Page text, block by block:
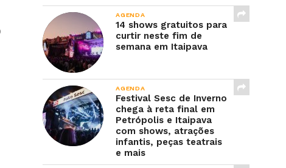
AGENDA
14 shows gratuitos para
curtir neste fim de
semana em Itaipava
AGENDA
Festival Sesc de Inverno
chega à reta final em
Petrópolis e Itaipava
com shows, atrações
infantis, peças teatrais
e mais